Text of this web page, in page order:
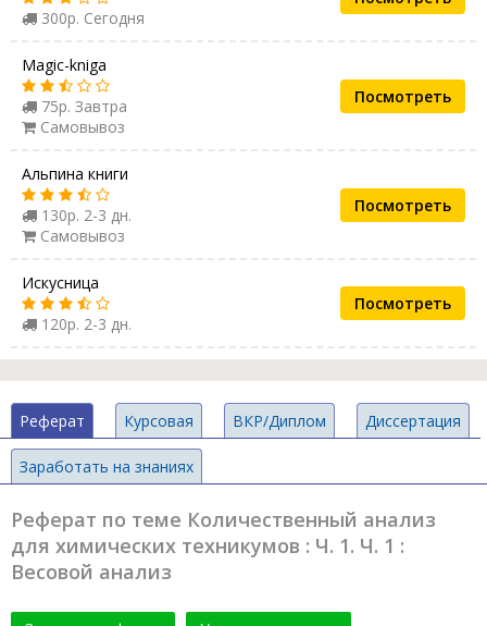
300р. Сегодня
Magic-kniga
75р. Завтра
Самовывоз
Посмотреть
Альпина книги
130р. 2-3 дн.
Самовывоз
Посмотреть
Искусница
120р. 2-3 дн.
Посмотреть
Реферат Курсовая ВКР/Диплом Диссертация
Заработать на знаниях
Реферат по теме Количественный анализ
для химических техникумов : Ч. 1. Ч. 1 :
Весовой анализ